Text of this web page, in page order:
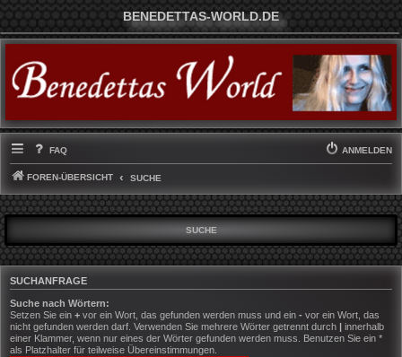
BENEDETTAS-WORLD.DE
FAQ ANMELDEN
FOREN-ÜBERSICHT SUCHE
SUCHE
SUCHANFRAGE
Suche nach Wörtern:
Setzen Sie ein + vor ein Wort, das gefunden werden muss und ein - vor ein Wort, das
nicht gefunden werden darf. Verwenden Sie mehrere Wörter getrennt durch
innerhalb
einer Klammer, wenn nur eines der Wörter gefunden werden muss. Benutzen Sie ein *
als Platzhalter für teilweise Übereinstimmungen.